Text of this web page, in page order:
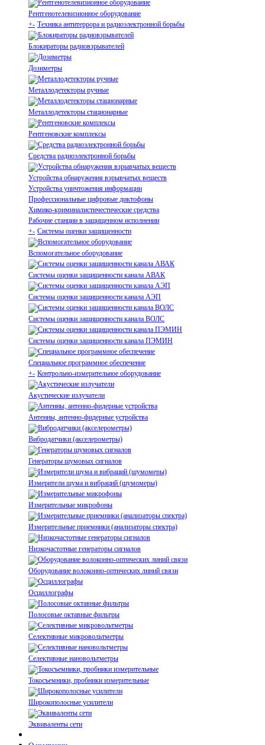
Рентгенотелевизионное оборудование
+- Техника антитеррора и радиоэлектронной борьбы
Блокираторы радиовзрывателей
Дозиметры
Металлодетекторы ручные
Металлодетекторы стационарные
Рентгеновские комплексы
Средства радиоэлектронной борьбы
Устройства обнаружения взрывчатых веществ
Устройства уничтожения информации
Профессиональные цифровые диктофоны
Химико-криминалистичестические средства
Рабочие станции в защищенном исполнении
+- Системы оценки защищенности
Вспомогательное оборудование
Системы оценки защищенности канала АВАК
Системы оценки защищенности канала АЭП
Системы оценки защищенности канала ВОЛС
Системы оценки защищенности канала ПЭМИН
Специальное программное обеспечение
+- Контрольно-измерительное оборудование
Акустические излучатели
Антенны, антенно-фидерные устройства
Вибродатчики (акселерометры)
Генераторы шумовых сигналов
Измерители шума и вибраций (шумомеры)
Измерительные микрофоны
Измерительные приемники (анализаторы спектра)
Низкочастотные генераторы сигналов
Оборудование волоконно-оптических линий связи
Осциллографы
Полосовые октавные фильтры
Селективные микровольтметры
Селективные нановольтметры
Токосъемники, пробники измерительные
Широкополосные усилители
Эквиваленты сети